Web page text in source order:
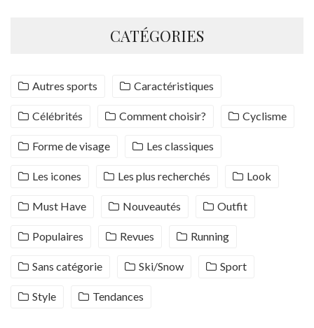
CATÉGORIES
Autres sports Caractéristiques
Célébrités Comment choisir? Cyclisme
Forme de visage Les classiques
Les icones Les plus recherchés Look
Must Have Nouveautés Outfit
Populaires Revues Running
Sans catégorie Ski/Snow Sport
Style Tendances